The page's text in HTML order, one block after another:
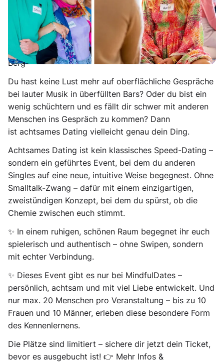
von 30–40 Jahren
04. Juli| 🕟14:00 – ca. 16:30 Uhr| 📍 Schöner
Yogarraum in Berlin – Nähe Antonplatz/Prenzlauer
Berg
Du hast keine Lust mehr auf oberflächliche Gespräche
bei lauter Musik in überfüllten Bars? Oder du bist ein
wenig schüchtern und es fällt dir schwer mit anderen
Menschen ins Gespräch zu kommen? Dann
ist achtsames Dating vielleicht genau dein Ding.
Achtsames Dating ist kein klassisches Speed-Dating –
sondern ein geführtes Event, bei dem du anderen
Singles auf eine neue, intuitive Weise begegnest. Ohne
Smalltalk-Zwang – dafür mit einem einzigartigen,
zweistündigen Konzept, bei dem du spürst, ob die
Chemie zwischen euch stimmt.
✨ In einem ruhigen, schönen Raum begegnet ihr euch
spielerisch und authentisch – ohne Swipen, sondern
mit echter Verbindung.
✨ Dieses Event gibt es nur bei MindfulDates –
persönlich, achtsam und mit viel Liebe entwickelt. Und
nur max. 20 Menschen pro Veranstaltung – bis zu 10
Frauen und 10 Männer, erleben diese besondere Form
des Kennenlernens.
Die Plätze sind limitiert – sichere dir jetzt dein Ticket,
bevor es ausgebucht ist! 👉 Mehr Infos &